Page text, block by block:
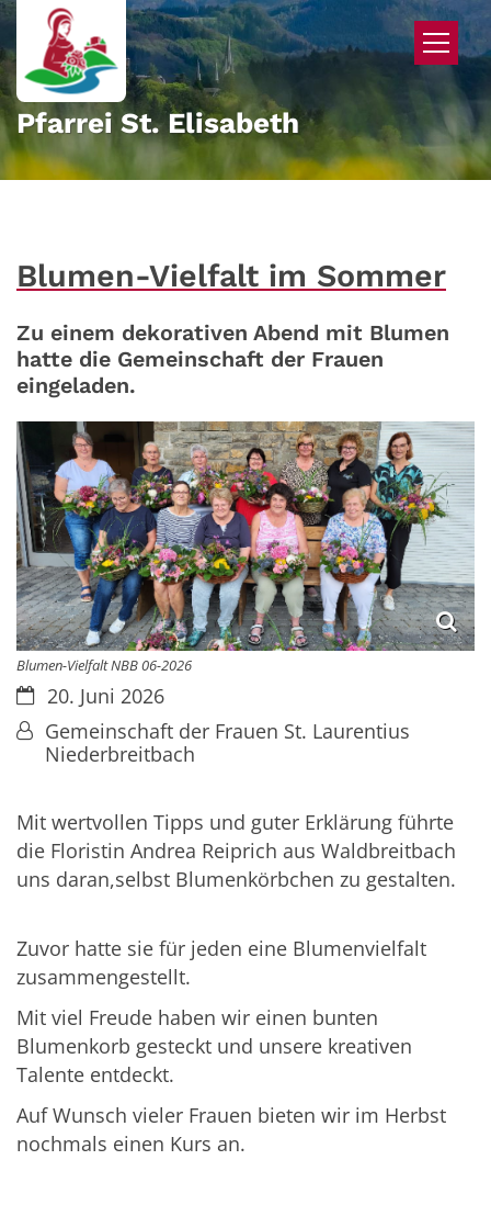
Zum Inhalt springen
Pfarrei St. Elisabeth
Blumen-Vielfalt im Sommer
Zu einem dekorativen Abend mit Blumen
hatte die Gemeinschaft der Frauen
eingeladen.
Blumen-Vielfalt NBB 06-2026
Datum:20. Juni 2026
Von:Gemeinschaft der Frauen St. Laurentius
Niederbreitbach
Mit wertvollen Tipps und guter Erklärung führte
die Floristin Andrea Reiprich aus Waldbreitbach
uns daran,selbst Blumenkörbchen zu gestalten.
Zuvor hatte sie für jeden eine Blumenvielfalt
zusammengestellt.
Mit viel Freude haben wir einen bunten
Blumenkorb gesteckt und unsere kreativen
Talente entdeckt.
Auf Wunsch vieler Frauen bieten wir im Herbst
nochmals einen Kurs an.